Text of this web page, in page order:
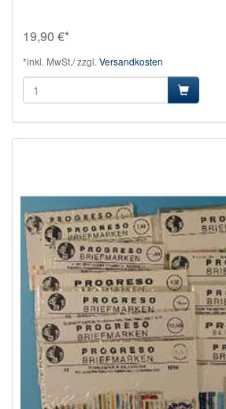
19,90 €*
*inkl. MwSt./ zzgl. Versandkosten